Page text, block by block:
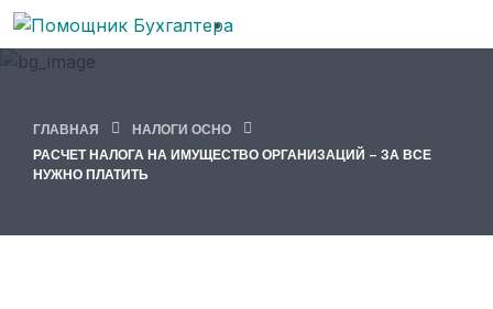
ГЛАВНАЯ
НАЛОГИ ОСНО
РАСЧЕТ НАЛОГА НА ИМУЩЕСТВО ОРГАНИЗАЦИЙ – ЗА ВСЕ
НУЖНО ПЛАТИТЬ